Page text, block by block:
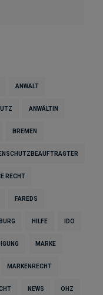
ANWALT
ANWÄLTIN
BREMEN
RECHT
FAREDS
HILFE IDO
MARKE
MARKENRECHT
NEWS OHZ